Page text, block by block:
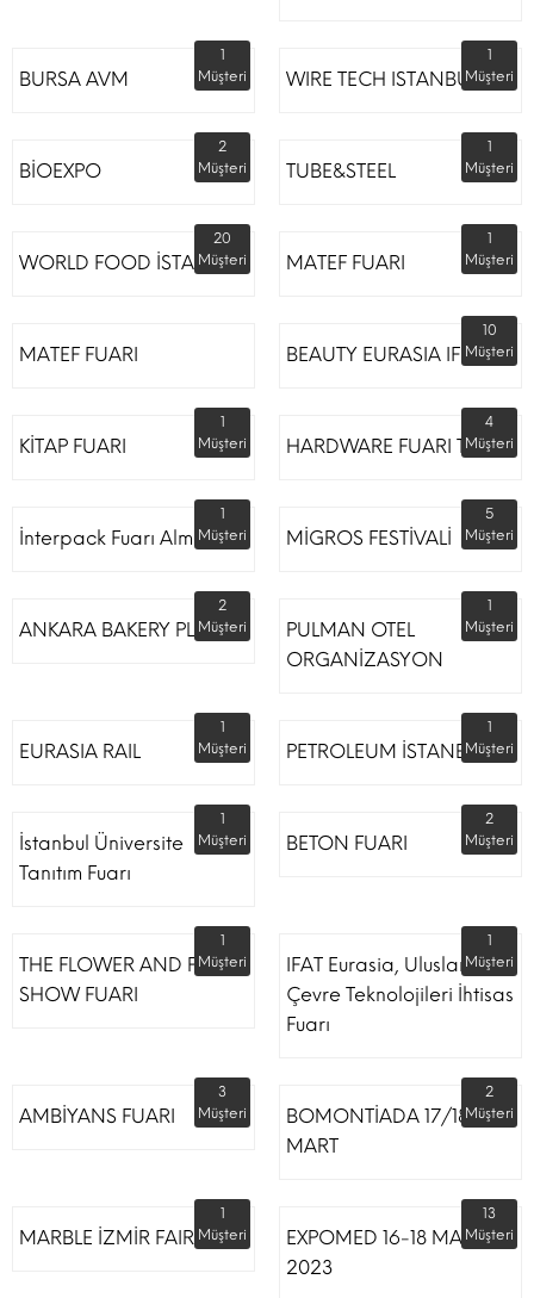
BURSA AVM
1
Müşteri
WIRE TECH ISTANBUL
1
Müşteri
BİOEXPO
2
Müşteri
TUBE&STEEL
1
Müşteri
WORLD FOOD İSTANBUL
20
Müşteri
MATEF FUARI
1
Müşteri
MATEF FUARI BEAUTY EURASIA IFM
10
Müşteri
KİTAP FUARI
1
Müşteri
HARDWARE FUARI TÜYAP
4
Müşteri
İnterpack Fuarı Almanya
1
Müşteri
MİGROS FESTİVALİ
5
Müşteri
ANKARA BAKERY PLUS
2
Müşteri
PULMAN OTEL
ORGANİZASYON
1
Müşteri
EURASIA RAIL
1
Müşteri
PETROLEUM İSTANBUL
1
Müşteri
İstanbul Üniversite
Tanıtım Fuarı
1
Müşteri
BETON FUARI
2
Müşteri
THE FLOWER AND PLANT
SHOW FUARI
1
Müşteri
IFAT Eurasia, Uluslararası
Çevre Teknolojileri İhtisas
Fuarı
1
Müşteri
AMBİYANS FUARI
3
Müşteri
BOMONTİADA 17/18
MART
2
Müşteri
MARBLE İZMİR FAIR
1
Müşteri
EXPOMED 16-18 MART
2023
13
Müşteri